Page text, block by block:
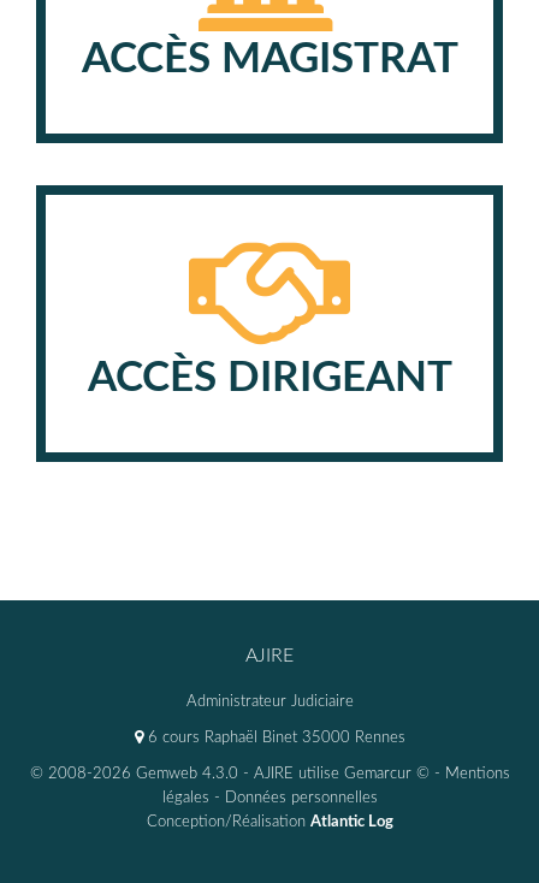
ACCÈS MAGISTRAT
ACCÈS DIRIGEANT
AJIRE
Administrateur Judiciaire
6 cours Raphaël Binet 35000 Rennes
© 2008-2026 Gemweb 4.3.0 - AJIRE utilise Gemarcur © - Mentions
légales - Données personnelles
Conception/Réalisation Atlantic Log